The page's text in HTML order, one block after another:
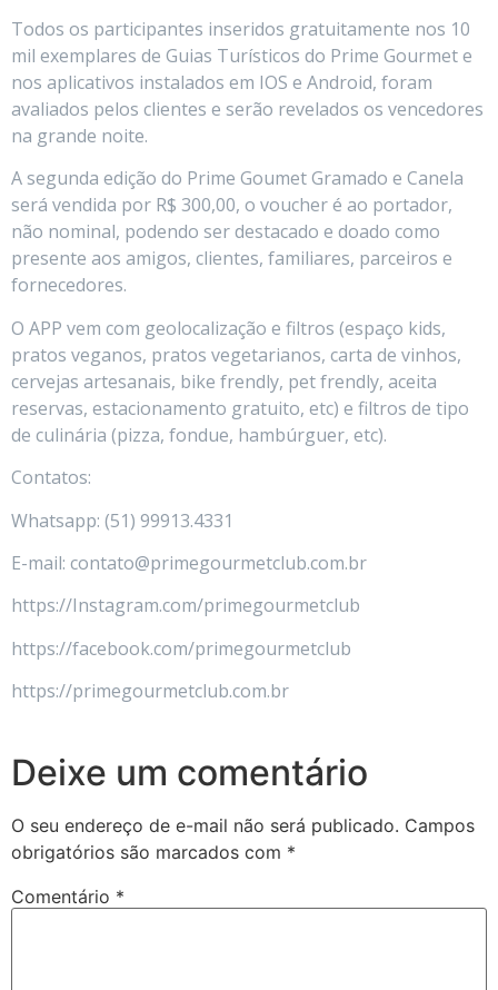
Todos os participantes inseridos gratuitamente nos 10
mil exemplares de Guias Turísticos do Prime Gourmet e
nos aplicativos instalados em IOS e Android, foram
avaliados pelos clientes e serão revelados os vencedores
na grande noite.
A segunda edição do Prime Goumet Gramado e Canela
será vendida por R$ 300,00, o voucher é ao portador,
não nominal, podendo ser destacado e doado como
presente aos amigos, clientes, familiares, parceiros e
fornecedores.
O APP vem com geolocalização e filtros (espaço kids,
pratos veganos, pratos vegetarianos, carta de vinhos,
cervejas artesanais, bike frendly, pet frendly, aceita
reservas, estacionamento gratuito, etc) e filtros de tipo
de culinária (pizza, fondue, hambúrguer, etc).
Contatos:
Whatsapp: (51) 99913.4331
E-mail: contato@primegourmetclub.com.br
https://Instagram.com/primegourmetclub
https://facebook.com/primegourmetclub
https://primegourmetclub.com.br
Deixe um comentário
O seu endereço de e-mail não será publicado. Campos
obrigatórios são marcados com *
Comentário *